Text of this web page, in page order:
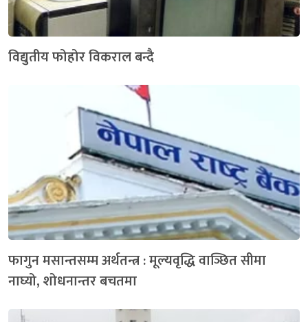
विद्युतीय फोहोर विकराल बन्दै
फागुन मसान्तसम्म अर्थतन्त्र : मूल्यवृद्धि वाञ्छित सीमा
नाघ्यो, शोधनान्तर बचतमा